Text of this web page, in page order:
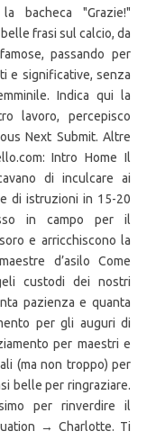
bacheca "Grazie!"
frasi sul calcio, da
passando per
e significative, senza
Indica qui la
lavoro, percepisco
Next Submit. Altre
Intro Home Il
di inculcare ai
di istruzioni in 15-20
in campo per il
e arricchiscono la
d’asilo Come
custodi dei nostri
pazienza e quanta
per gli auguri di
per maestri e
(ma non troppo) per
belle per ringraziare.
per rinverdire il
→ Charlotte. Ti